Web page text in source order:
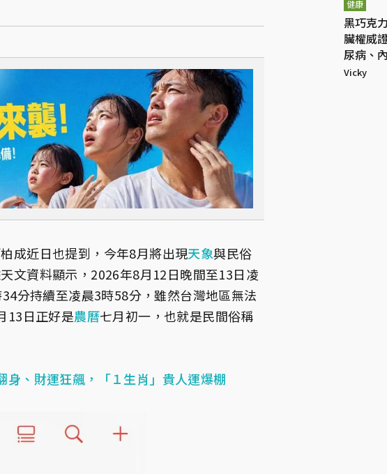
成近日也提到，今年8月將出現天象與民俗
文資料顯示，2026年8月12日晚間至13日凌
分持續至凌晨3時58分，雖然台灣地區無法
13日正好是農曆七月初一，也就是民間俗稱
身、財運狂飆，「１生肖」貴人運爆棚
健康
黑巧克
臟權威
尿病、
Vicky